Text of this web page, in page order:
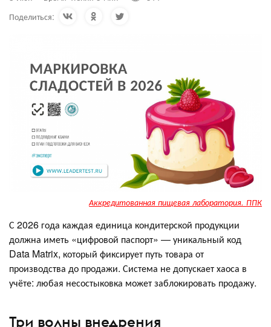
Поделиться:
Аккредитованная пищевая лаборатория. ППК
С 2026 года каждая единица кондитерской продукции
должна иметь «цифровой паспорт» — уникальный код
Data Matrix, который фиксирует путь товара от
производства до продажи. Система не допускает хаоса в
учёте: любая несостыковка может заблокировать продажу.
Три волны внедрения